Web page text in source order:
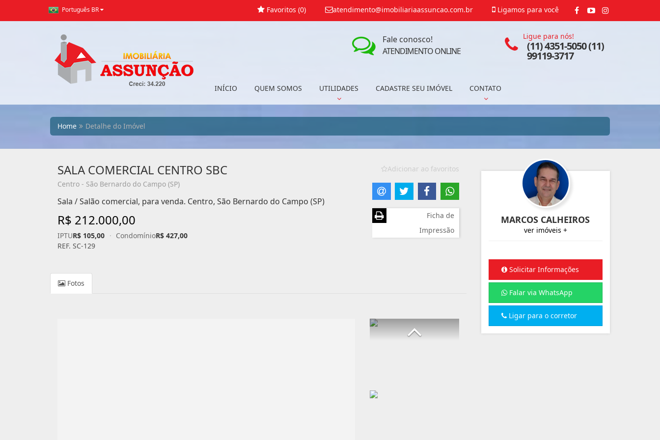
Português BR Ligamos para você
atendimento@imobiliariaassuncao.com.br
Favoritos (0)
INÍCIO QUEM SOMOS UTILIDADES CADASTRE SEU IMÓVEL CONTATO
Ligue para nós!
(11) 4351-5050 (11)
99119-3717
Fale conosco!
ATENDIMENTO ONLINE
Home Detalhe do Imóvel
SALA COMERCIAL CENTRO SBC
Centro - São Bernardo do Campo (SP)
Sala / Salão comercial, para venda. Centro, São Bernardo do Campo (SP)
R$ 212.000,00
IPTUR$ 105,00 · CondomínioR$ 427,00
REF. SC-129
Adicionar ao favoritos
Ficha de
Impressão
Fotos
MARCOS CALHEIROS
ver imóveis +
Solicitar Informações
Falar via WhatsApp
Ligar para o corretor